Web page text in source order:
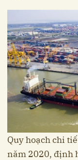
Quy hoạch chi
năm 2020, định